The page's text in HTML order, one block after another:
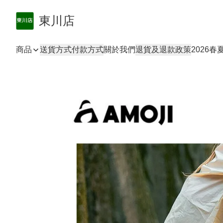
東川店
商品 送貨方式付款方式關於我們退貨及退款政策2026春